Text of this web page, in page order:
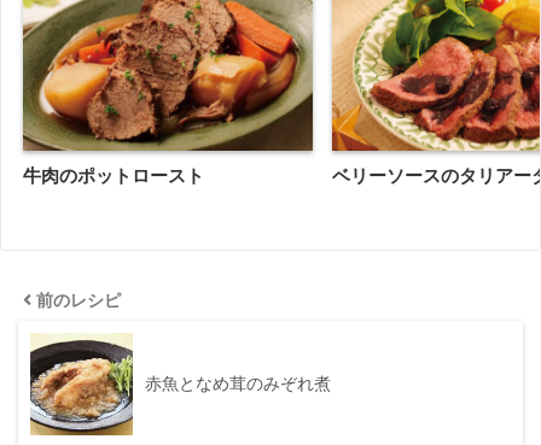
牛肉のポットロースト ベリーソースのタリアー
前のレシピ
赤魚となめ茸のみぞれ煮